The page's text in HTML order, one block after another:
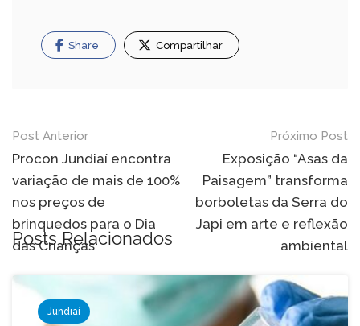
Share Compartilhar
Navegação
de
Post
Post Anterior
Procon Jundiaí encontra
variação de mais de 100%
nos preços de
brinquedos para o Dia
das Crianças
Próximo Post
Exposição “Asas da
Paisagem” transforma
borboletas da Serra do
Japi em arte e reflexão
ambiental
Posts Relacionados
Jundiaí